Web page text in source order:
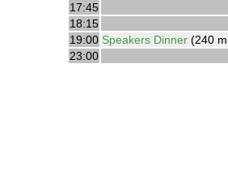
17:45
18:15
19:00 ‎Speakers Dinner‎ (240
23:00